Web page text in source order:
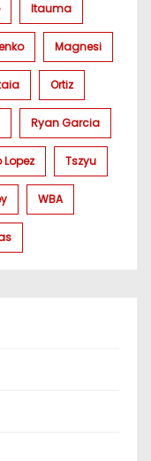
Itauma
Magnesi
Ortiz
Ryan Garcia
Tszyu
WBA